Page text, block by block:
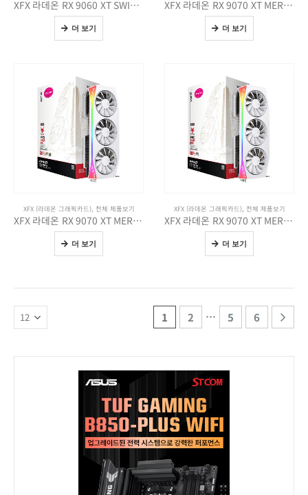
XFX 라데온 RX 9060 XT SWIFT DUAL OC D6 8GB
더 보기
XFX 라데온 RX 9070 XT MERCURY Magnetic Air RGB OC D6 16GB
더 보기
XFX (라데온 그래픽카드), 전체 제품보기
XFX 라데온 RX 9070 XT MERCURY Magnetic Air RGB OC WHITE D6 16GB
더 보기
XFX (라데온 그래픽카드), 전체 제품보기
XFX 라데온 RX 9070 XT MERCURY RGB OC WHITE D6 16GB
더 보기
1 2 … 5 6